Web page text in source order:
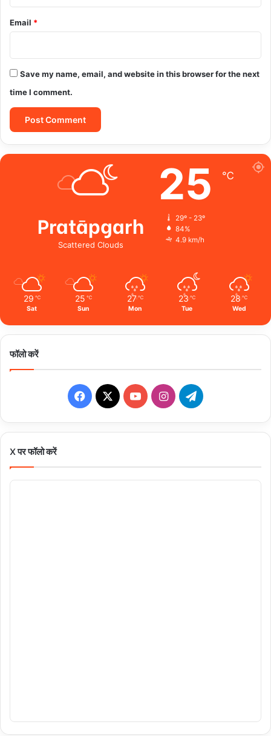
Email *
Save my name, email, and website in this browser for the next
time I comment.
Pratāpgarh
Scattered Clouds
25 ℃
29º - 23º
84%
4.9 km/h
29 ℃
Sat
25 ℃
Sun
27 ℃
Mon
23 ℃
Tue
28 ℃
Wed
फॉलो करें
Facebook
X YouTubeInstagramTelegram
X पर फॉलो करें